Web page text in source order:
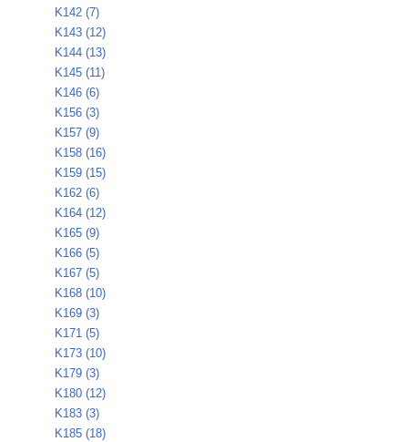
K142 (7)
K143 (12)
K144 (13)
K145 (11)
K146 (6)
K156 (3)
K157 (9)
K158 (16)
K159 (15)
K162 (6)
K164 (12)
K165 (9)
K166 (5)
K167 (5)
K168 (10)
K169 (3)
K171 (5)
K173 (10)
K179 (3)
K180 (12)
K183 (3)
K185 (18)